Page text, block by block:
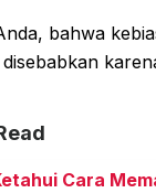
bahwa
Cara